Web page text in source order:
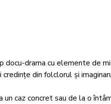
docu-drama cu elemente de
din folclorul și
caz concret sau de la o